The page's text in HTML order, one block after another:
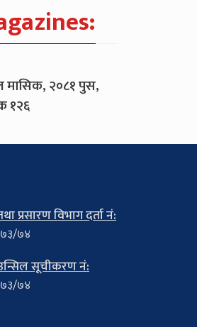
मासिक, २०८१ पुस,
१२६
प्रसारण विभाग दर्ता नं:
७४
सूचीकरण नं:
७४